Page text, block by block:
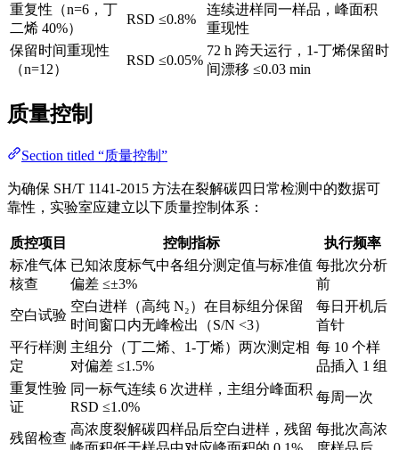
重复性（n=6，丁
二烯 40%）
RSD ≤0.8%
连续进样同一样品，峰面积
重现性
保留时间重现性
（n=12）
RSD ≤0.05%
72 h 跨天运行，1-丁烯保留时
间漂移 ≤0.03 min
质量控制
Section titled “质量控制”
为确保 SH/T 1141-2015 方法在裂解碳四日常检测中的数据可
靠性，实验室应建立以下质量控制体系：
质控项目 控制指标
执行频率
标准气体
核查
已知浓度标气中各组分测定值与标准值
偏差 ≤±3%
每批次分析
前
空白试验
空白进样（高纯 N₂）在目标组分保留
时间窗口内无峰检出（S/N <3）
每日开机后
首针
平行样测
定
主组分（丁二烯、1-丁烯）两次测定相
对偏差 ≤1.5%
每 10 个样
品插入 1 组
重复性验
证
同一标气连续 6 次进样，主组分峰面积
RSD ≤1.0%
每周一次
残留检查
高浓度裂解碳四样品后空白进样，残留 每批次高浓